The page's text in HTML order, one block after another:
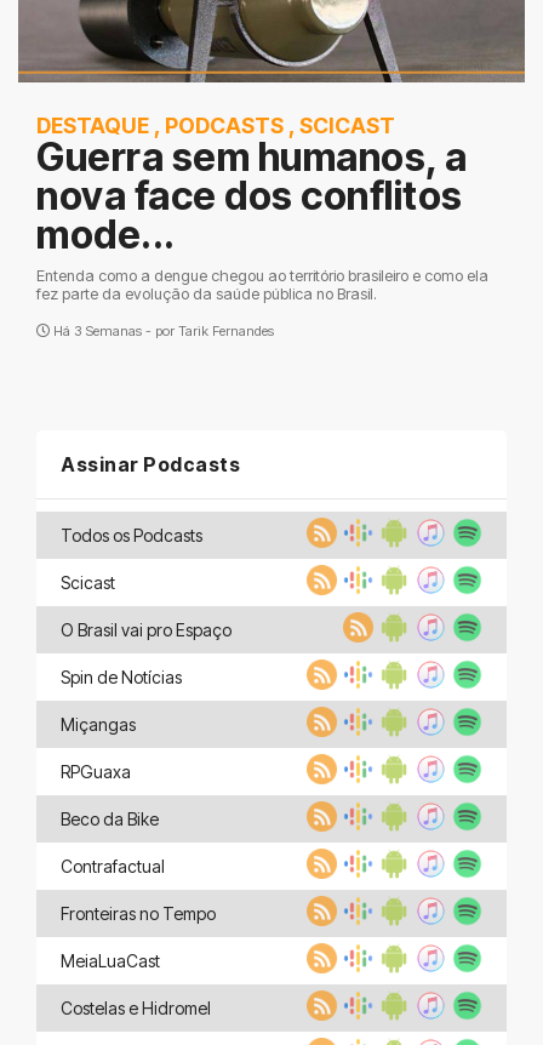
DESTAQUE , PODCASTS , SCICAST
Guerra sem humanos, a
nova face dos conflitos
mode...
Entenda como a dengue chegou ao território brasileiro e como ela
fez parte da evolução da saúde pública no Brasil.
Há 3 Semanas - por Tarik Fernandes
Assinar Podcasts
Todos os Podcasts
Scicast
O Brasil vai pro Espaço
Spin de Notícias
Miçangas
RPGuaxa
Beco da Bike
Contrafactual
Fronteiras no Tempo
MeiaLuaCast
Costelas e Hidromel